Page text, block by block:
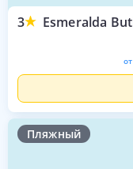
3 Esmeralda
от
Пляжный